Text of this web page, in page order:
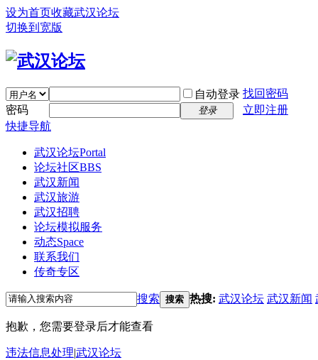
设为首页收藏武汉论坛
切换到宽版
自动登录 找回密码
密码
登录
立即注册
快捷导航
武汉论坛Portal
论坛社区BBS
武汉新闻
武汉旅游
武汉招聘
论坛模拟服务
动态Space
联系我们
传奇专区
搜索 搜索 热搜: 武汉论坛 武汉新闻
抱歉，您需要登录后才能查看
违法信息处理|武汉论坛